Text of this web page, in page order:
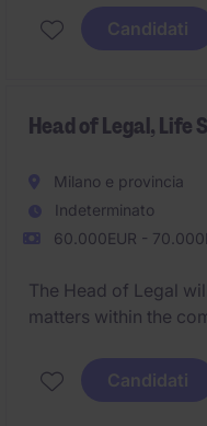
Candidati
Head of Legal, Life
Milano e provincia
Indeterminato
60.000EUR -
The Head of Legal
matters within the
for a professional
industry, seeking a
Candidati